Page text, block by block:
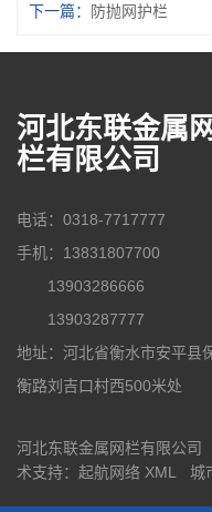
下一篇： 防抛网护栏
河北东联金属网
栏有限公司
电话：0318-7717777
手机：13831807700
13903286666
13903287777
地址：河北省衡水市安平县
衡路刘吉口村西500米处
河北东联金属网栏有限公司
术支持： 起航网络 XML 城